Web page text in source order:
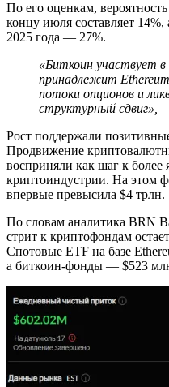
По его оценкам,
концу июля составляет
2025 года — 27%.
«Биткоин участвует
принадлежит
потоки опционов и
структурный сдвиг»,
Рост поддержали
Продвижение
восприняли как шаг к
криптоиндустрии. На этом
впервые превысила $4 трлн.
По словам аналитика BRN
стрит к криптофондам
Спотовые ETF на базе
а биткоин-фонды — $523